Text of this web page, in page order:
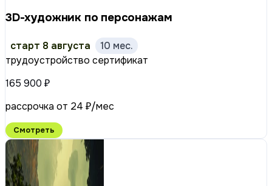
3D-художник по персонажам
старт 8 августа
10 мес.
трудоустройство сертификат
165 900 ₽
рассрочка от 24 ₽/мес
Смотреть